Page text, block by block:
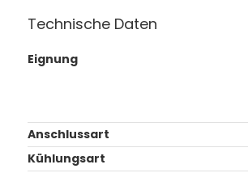
Technische Daten
Eignung
Anschlussart
Kühlungsart